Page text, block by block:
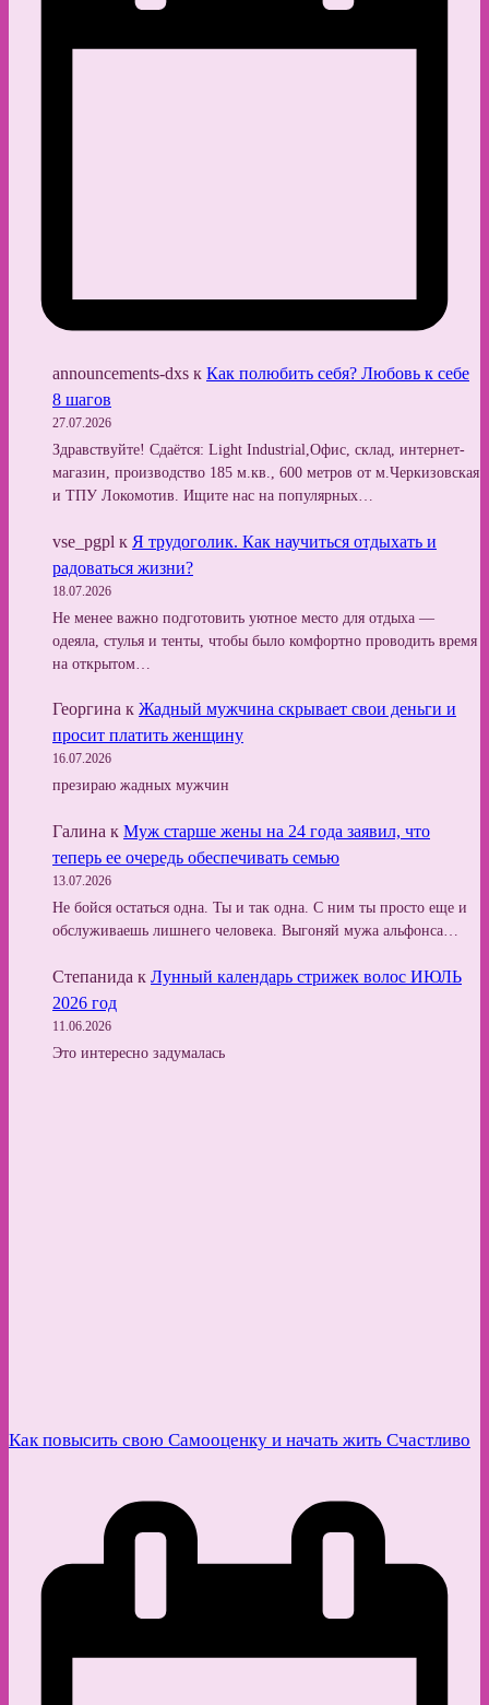
announcements-dxs к Как полюбить себя? Любовь к себе
8 шагов
27.07.2026
Здравствуйте! Сдаётся: Light Industrial,Офис, склад, интернет-
магазин, производство 185 м.кв., 600 метров от м.Черкизовская
и ТПУ Локомотив. Ищите нас на популярных…
vse_pgpl к Я трудоголик. Как научиться отдыхать и
радоваться жизни?
18.07.2026
Не менее важно подготовить уютное место для отдыха —
одеяла, стулья и тенты, чтобы было комфортно проводить время
на открытом…
Георгина к Жадный мужчина скрывает свои деньги и
просит платить женщину
16.07.2026
презираю жадных мужчин
Галина к Муж старше жены на 24 года заявил, что
теперь ее очередь обеспечивать семью
13.07.2026
Не бойся остаться одна. Ты и так одна. С ним ты просто еще и
обслуживаешь лишнего человека. Выгоняй мужа альфонса…
Степанида к Лунный календарь стрижек волос ИЮЛЬ
2026 год
11.06.2026
Это интересно задумалась
Как повысить свою Самооценку и начать жить Счастливо